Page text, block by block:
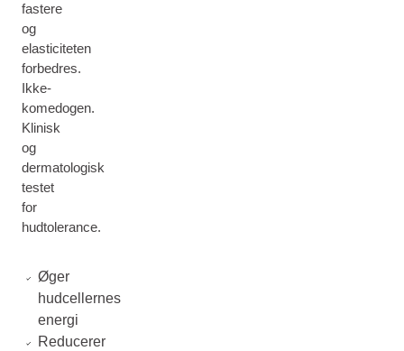
fastere
og
elasticiteten
forbedres.
Ikke-
komedogen.
Klinisk
og
dermatologisk
testet
for
hudtolerance.
Øger
hudcellernes
energi
Reducerer